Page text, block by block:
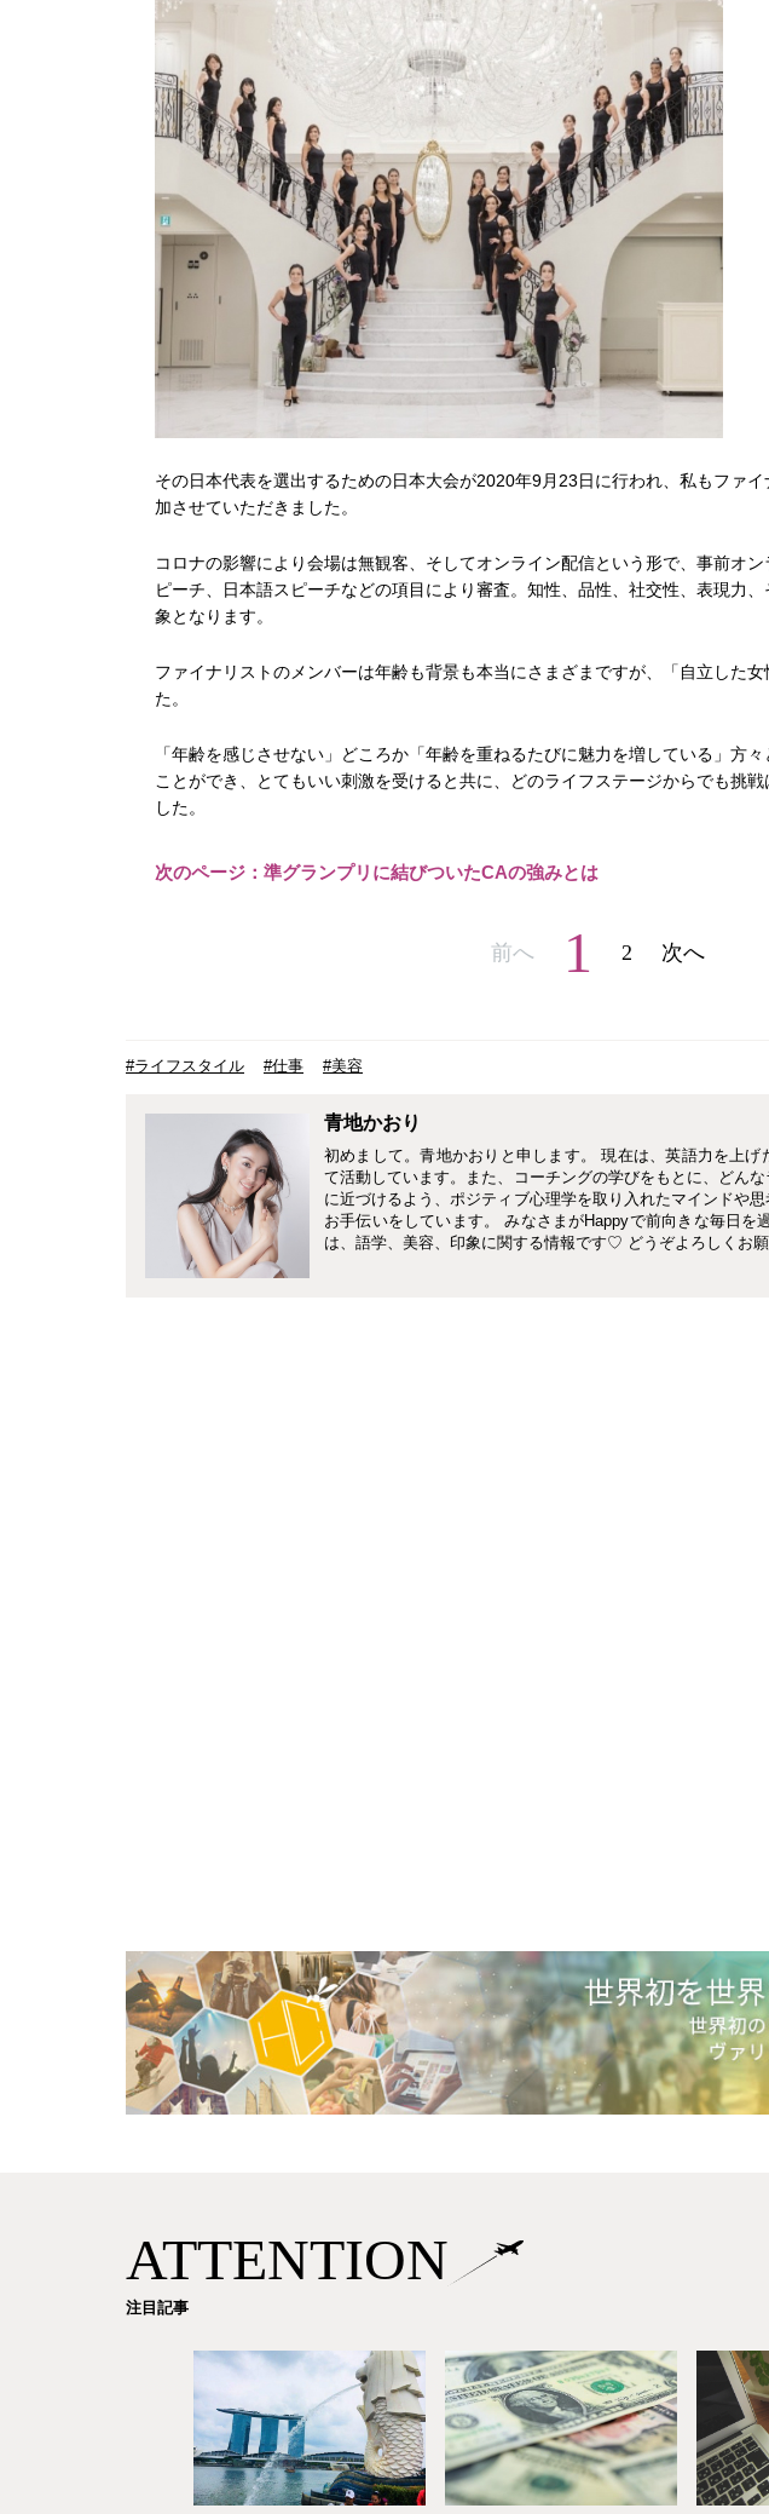
その日本代表を選出するための日本大会が2020年9月23日に行われ、私もファ
加させていただきました。
コロナの影響により会場は無観客、そしてオンライン配信という形で、事前オ
ピーチ、日本語スピーチなどの項目により審査。知性、品性、社交性、表現力
象となります。
ファイナリストのメンバーは年齢も背景も本当にさまざまですが、「自立した
た。
「年齢を感じさせない」どころか「年齢を重ねるたびに魅力を増している」方
ことができ、とてもいい刺激を受けると共に、どのライフステージからでも挑
した。
次のページ：準グランプリに結びついたCAの強みとは
前へ 1 2 次へ
#ライフスタイル #仕事 #美容
青地かおり
初めまして。青地かおりと申します。 現在は、英語力を上
て活動しています。また、コーチングの学びをもとに、どん
に近づけるよう、ポジティブ心理学を取り入れたマインドや
お手伝いをしています。 みなさまがHappyで前向きな毎日を
は、語学、美容、印象に関する情報です♡ どうぞよろしくお願
ATTENTION
注目記事